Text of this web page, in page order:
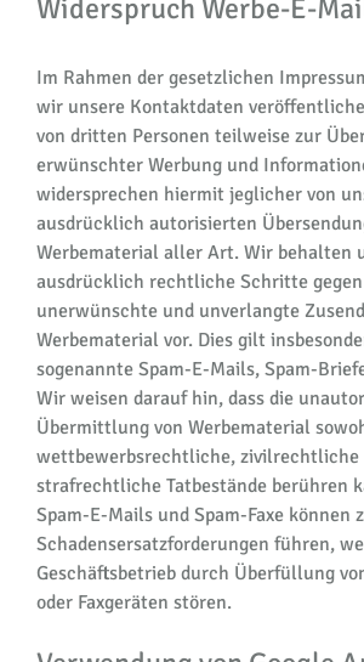
Widerspruch Werbe-E-
Im Rahmen der gesetzlichen
wir unsere Kontaktdaten
von dritten Personen teilweise zur
erwünschter Werbung und
widersprechen hiermit jeglicher von
ausdrücklich autorisierten
Werbematerial aller Art. Wir behalten
ausdrücklich rechtliche Schritte
unerwünschte und unverlangte
Werbematerial vor. Dies gilt
sogenannte Spam-E-Mails, Spam-
Wir weisen darauf hin, dass die
Übermittlung von Werbematerial
wettbewerbsrechtliche, zivilrechtliche
strafrechtliche Tatbestände berühren
Spam-E-Mails und Spam-Faxe können
Schadensersatzforderungen führen,
Geschäftsbetrieb durch Überfüllung
oder Faxgeräten stören.